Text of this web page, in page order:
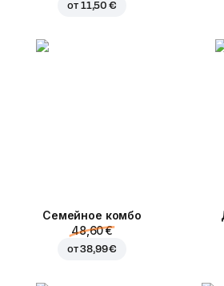
от 11,50 €
Семейное комбо
48,60 €
от38,99 €